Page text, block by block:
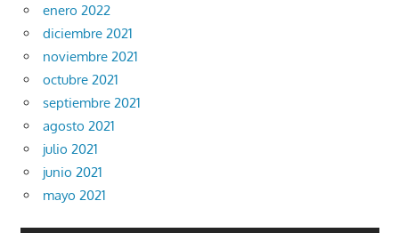
enero 2022
diciembre 2021
noviembre 2021
octubre 2021
septiembre 2021
agosto 2021
julio 2021
junio 2021
mayo 2021